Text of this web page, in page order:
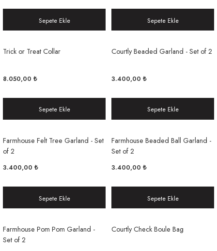
Sepete Ekle Sepete Ekle
Trick or Treat Collar
8.050,00 ₺
Sepete Ekle
Courtly Beaded Garland - Set of 2
3.400,00 ₺
Sepete Ekle
Farmhouse Felt Tree Garland - Set
of 2
3.400,00 ₺
Sepete Ekle
Farmhouse Beaded Ball Garland -
Set of 2
3.400,00 ₺
Sepete Ekle
Farmhouse Pom Pom Garland -
Set of 2
Courtly Check Boule Bag